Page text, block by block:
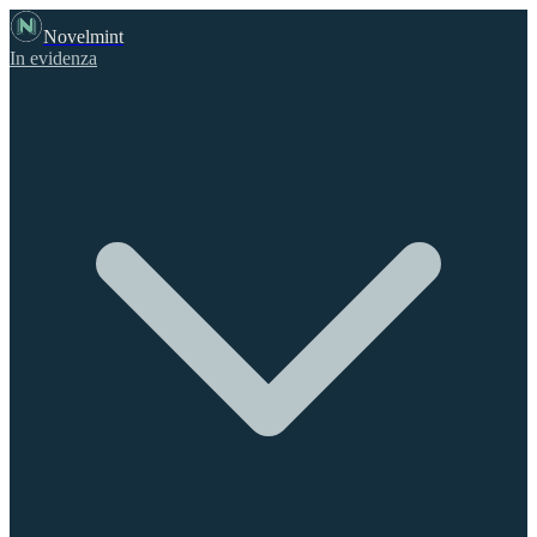
Novelmint
In evidenza